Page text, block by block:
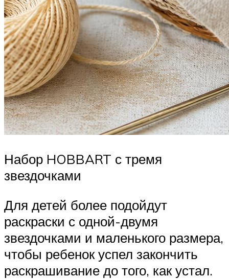
Набор HOBBART с тремя
звездочками
Для детей более подойдут
раскраски с одной-двумя
звездочками и маленького размера,
чтобы ребенок успел закончить
раскрашивание до того, как устал.